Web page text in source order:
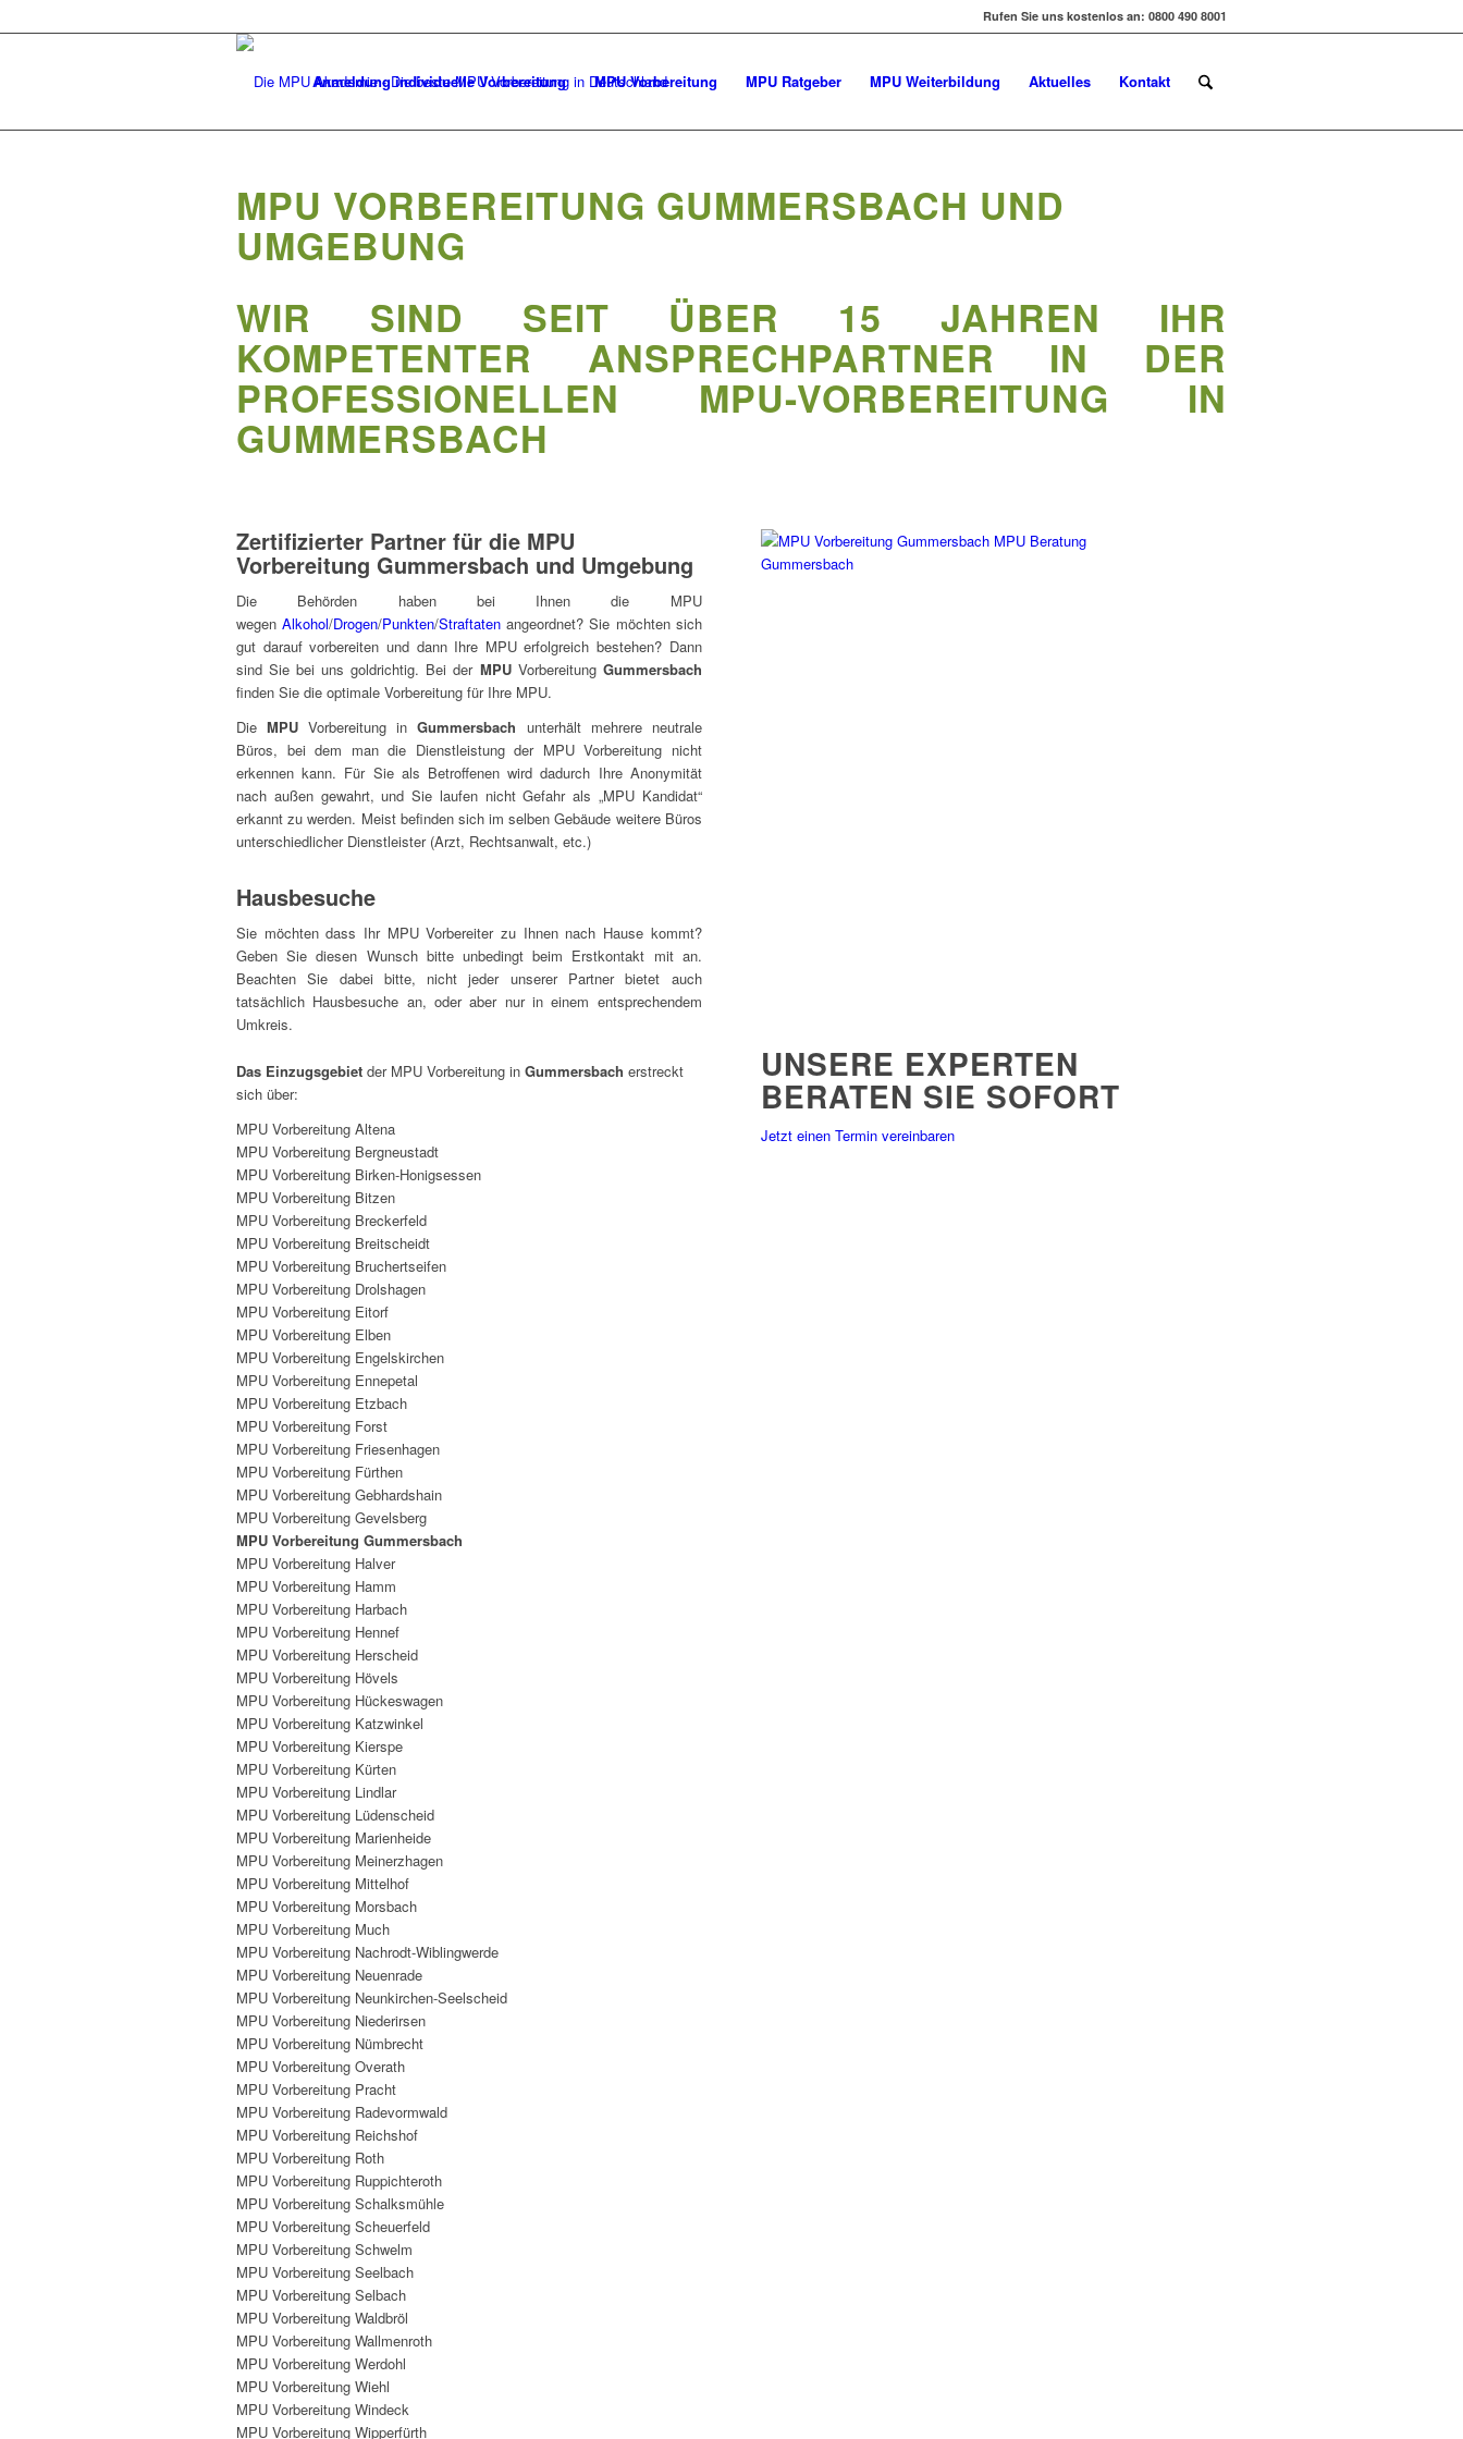
Rufen Sie uns kostenlos an: 0800 490 8001
Anmeldung individuelle Vorbereitung MPU Vorbereitung MPU Ratgeber MPU Weiterbildung Aktuelles Kontakt
MPU VORBEREITUNG GUMMERSBACH UND
UMGEBUNG
WIR SIND SEIT ÜBER 15 JAHREN IHR
KOMPETENTER ANSPRECHPARTNER IN DER
PROFESSIONELLEN MPU-VORBEREITUNG IN
GUMMERSBACH
Zertifizierter Partner für die MPU
Vorbereitung Gummersbach und Umgebung
Die Behörden haben bei Ihnen die MPU
wegenAlkohol/Drogen/Punkten/Straftaten angeordnet? Sie möchten sich
gut darauf vorbereiten und dann Ihre MPU erfolgreich bestehen? Dann
sind Sie bei uns goldrichtig. Bei der MPUVorbereitung Gummersbach
finden Sie die optimale Vorbereitung für Ihre MPU.
DieMPU Vorbereitung inGummersbach unterhält mehrere neutrale
Büros, bei dem man die Dienstleistung der MPU Vorbereitung nicht
erkennen kann. Für Sie als Betroffenen wird dadurch Ihre Anonymität
nach außen gewahrt, und Sie laufen nicht Gefahr als „MPU Kandidat“
erkannt zu werden. Meist befinden sich im selben Gebäude weitere Büros
unterschiedlicher Dienstleister (Arzt, Rechtsanwalt, etc.)
Hausbesuche
Sie möchten dass Ihr MPU Vorbereiter zu Ihnen nach Hause kommt?
Geben Sie diesen Wunsch bitte unbedingt beim Erstkontakt mit an.
Beachten Sie dabei bitte, nicht jeder unserer Partner bietet auch
tatsächlich Hausbesuche an, oder aber nur in einem entsprechendem
Umkreis.
Das Einzugsgebiet der MPU Vorbereitung in Gummersbach erstreckt
sich über:
MPU Vorbereitung Altena
MPU Vorbereitung Bergneustadt
MPU Vorbereitung Birken-Honigsessen
MPU Vorbereitung Bitzen
MPU Vorbereitung Breckerfeld
MPU Vorbereitung Breitscheidt
MPU Vorbereitung Bruchertseifen
MPU Vorbereitung Drolshagen
MPU Vorbereitung Eitorf
MPU Vorbereitung Elben
MPU Vorbereitung Engelskirchen
MPU Vorbereitung Ennepetal
MPU Vorbereitung Etzbach
MPU Vorbereitung Forst
MPU Vorbereitung Friesenhagen
MPU Vorbereitung Fürthen
MPU Vorbereitung Gebhardshain
MPU Vorbereitung Gevelsberg
MPU Vorbereitung Gummersbach
MPU Vorbereitung Halver
MPU Vorbereitung Hamm
MPU Vorbereitung Harbach
MPU Vorbereitung Hennef
MPU Vorbereitung Herscheid
MPU Vorbereitung Hövels
MPU Vorbereitung Hückeswagen
MPU Vorbereitung Katzwinkel
MPU Vorbereitung Kierspe
MPU Vorbereitung Kürten
MPU Vorbereitung Lindlar
MPU Vorbereitung Lüdenscheid
MPU Vorbereitung Marienheide
MPU Vorbereitung Meinerzhagen
MPU Vorbereitung Mittelhof
MPU Vorbereitung Morsbach
MPU Vorbereitung Much
MPU Vorbereitung Nachrodt-Wiblingwerde
MPU Vorbereitung Neuenrade
MPU Vorbereitung Neunkirchen-Seelscheid
MPU Vorbereitung Niederirsen
MPU Vorbereitung Nümbrecht
MPU Vorbereitung Overath
MPU Vorbereitung Pracht
MPU Vorbereitung Radevormwald
MPU Vorbereitung Reichshof
MPU Vorbereitung Roth
MPU Vorbereitung Ruppichteroth
MPU Vorbereitung Schalksmühle
MPU Vorbereitung Scheuerfeld
MPU Vorbereitung Schwelm
MPU Vorbereitung Seelbach
MPU Vorbereitung Selbach
MPU Vorbereitung Waldbröl
MPU Vorbereitung Wallmenroth
MPU Vorbereitung Werdohl
MPU Vorbereitung Wiehl
MPU Vorbereitung Windeck
MPU Vorbereitung Wipperfürth
UNSERE EXPERTEN
BERATEN SIE SOFORT
Jetzt einen Termin vereinbaren